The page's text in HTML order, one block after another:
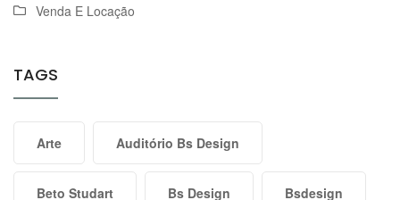
Venda E Locação
TAGS
Arte Auditório Bs Design
Beto Studart Bs Design Bsdesign